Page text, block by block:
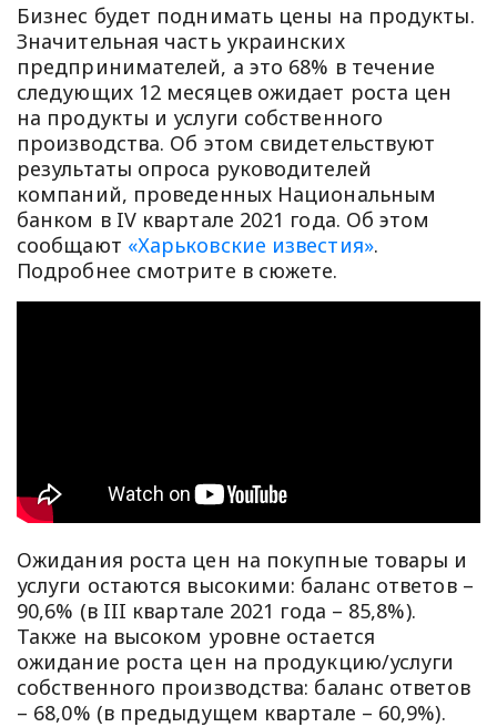
Бизнес будет поднимать цены на продукты.
Значительная часть украинских
предпринимателей, а это 68% в течение
следующих 12 месяцев ожидает роста цен
на продукты и услуги собственного
производства. Об этом свидетельствуют
результаты опроса руководителей
компаний, проведенных Национальным
банком в IV квартале 2021 года. Об этом
сообщают «Харьковские известия».
Подробнее смотрите в сюжете.
Ожидания роста цен на покупные товары и
услуги остаются высокими: баланс ответов –
90,6% (в III квартале 2021 года – 85,8%).
Также на высоком уровне остается
ожидание роста цен на продукцию/услуги
собственного производства: баланс ответов
– 68,0% (в предыдущем квартале – 60,9%).